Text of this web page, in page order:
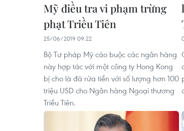
Mỹ điều tra vi phạm trừng
phạt Triều Tiên
25/06/2019 09:22
Bộ Tư pháp Mỹ cáo buộc các ngân hàng
này hợp tác với một công ty Hong Kong
bị cho là đã rửa tiền với số lượng hơn 100
triệu USD cho Ngân hàng Ngoại thương
Triều Tiên.